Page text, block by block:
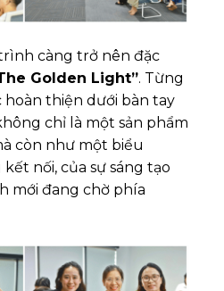
càng trở nên đặc
Golden Light”. Từng
thiện dưới bàn tay
chỉ là một sản phẩm
còn như một biểu
nối, của sự sáng tạo
mới đang chờ phía